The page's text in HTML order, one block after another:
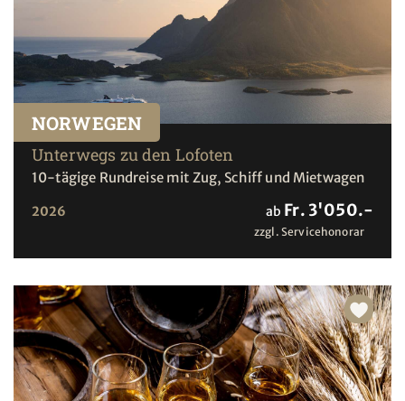
NORWEGEN
Unterwegs zu den Lofoten
10-tägige Rundreise mit Zug, Schiff und Mietwagen
2026 ab Fr. 3'050.-
zzgl. Servicehonorar